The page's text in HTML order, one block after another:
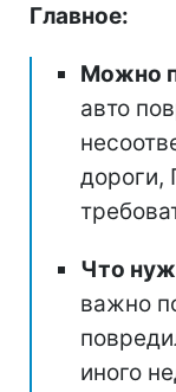
Главное:
Можно
авто
дороги,
Что
важно
иного